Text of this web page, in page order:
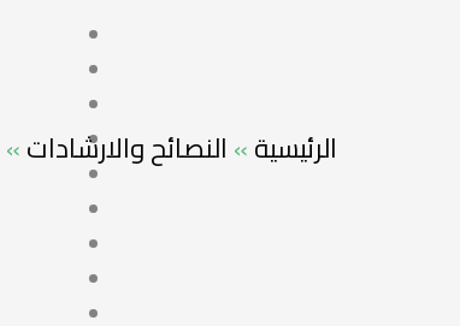
الرئيسية»النصائح والارشادات»